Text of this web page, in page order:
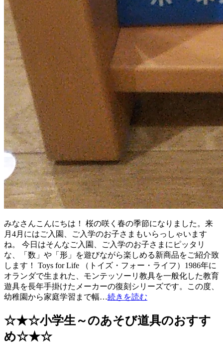
みなさんこんにちは！ 桜の咲く春の季節になりました。来
月4月にはご入園、ご入学のお子さまもいらっしゃいます
ね。 今日はそんなご入園、ご入学のお子さまにピッタリ
な、「数」や「形」を遊びながら楽しめる新商品をご紹介致
します！ Toys for Life （トイズ・フォー・ライフ）1986年に
オランダで生まれた、モンテッソーリ教具を一般化した教育
遊具を長年手掛けたメーカーの復刻シリーズです。この度、
幼稚園から家庭学習まで幅…続きを読む
☆★☆小学生～のあそび道具のおすす
め☆★☆